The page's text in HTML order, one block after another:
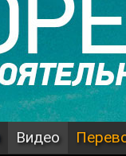
Видео